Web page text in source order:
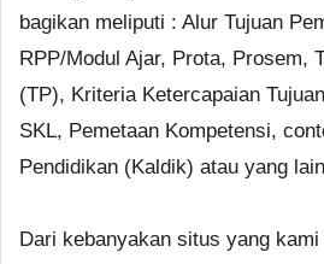
bagikan meliputi : Alur Tujuan
RPP/Modul Ajar, Prota, Prosem,
(TP), Kriteria Ketercapaian
SKL, Pemetaan Kompetensi,
Pendidikan (Kaldik) atau yang
Dari kebanyakan situs yang